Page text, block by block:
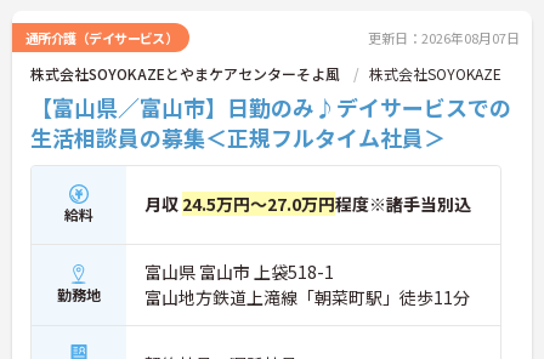
通所介護（デイサービス） 更新日：2026年08月07日
株式会社SOYOKAZEとやまケアセンターそよ風 株式会社SOYOKAZE
【富山県／富山市】日勤のみ♪デイサービスでの
生活相談員の募集＜正規フルタイム社員＞
給料 月収 24.5万円～27.0万円程度※諸手当別込
勤務地
富山県 富山市 上袋518-1
富山地方鉄道上滝線「朝菜町駅」徒歩11分